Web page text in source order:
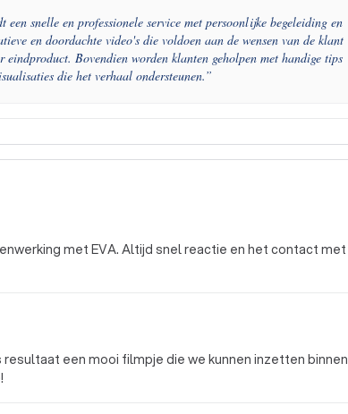
snelle en professionele service met persoonlijke begeleiding en
en doordachte video's die voldoen aan de wensen van de klant
Bovendien worden klanten geholpen met handige tips
die het verhaal ondersteunen.”
met EVA. Altijd snel reactie en het contact met
een mooi filmpje die we kunnen inzetten binnen